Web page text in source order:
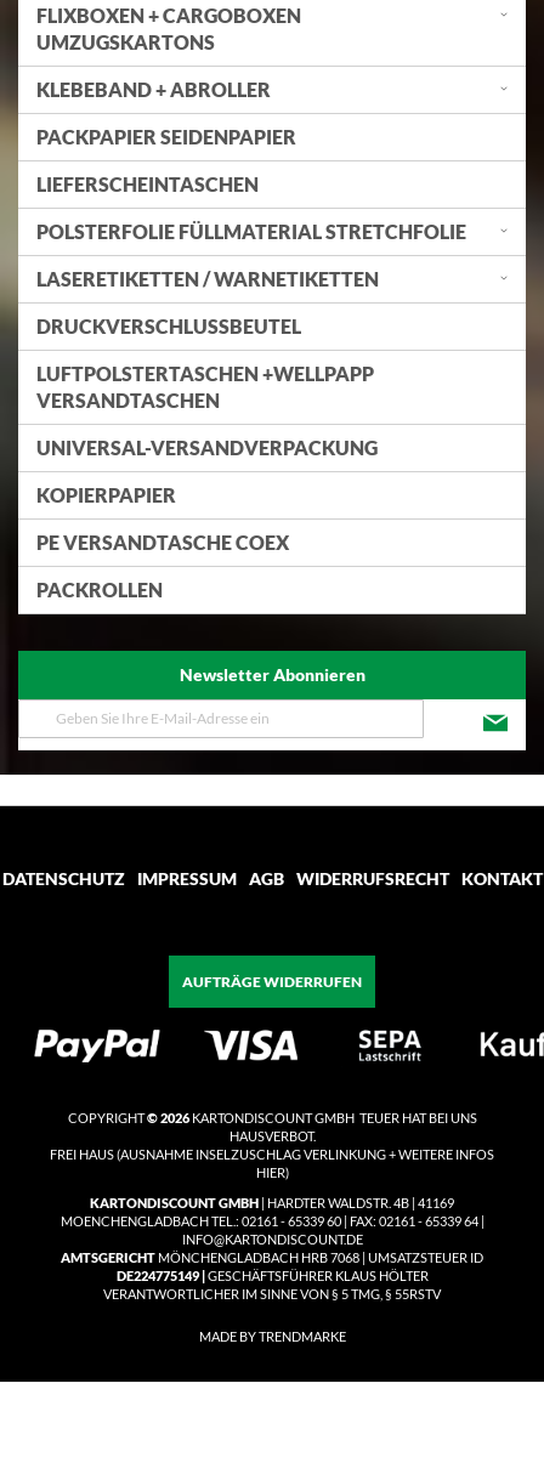
FLIXBOXEN + CARGOBOXEN
UMZUGSKARTONS
KLEBEBAND + ABROLLER
PACKPAPIER SEIDENPAPIER
LIEFERSCHEINTASCHEN
POLSTERFOLIE FÜLLMATERIAL STRETCHFOLIE
LASERETIKETTEN / WARNETIKETTEN
DRUCKVERSCHLUSSBEUTEL
LUFTPOLSTERTASCHEN +WELLPAPP
VERSANDTASCHEN
UNIVERSAL-VERSANDVERPACKUNG
KOPIERPAPIER
PE VERSANDTASCHE COEX
PACKROLLEN
Newsletter Abonnieren
Melden
Sie
unseren
DATENSCHUTZ
IMPRESSUM AGB WIDERRUFSRECHT KONTAKT
AUFTRÄGE WIDERRUFEN
COPYRIGHT© 2026KARTONDISCOUNT GMBH TEUER HAT BEI UNS
HAUSVERBOT.
FREI HAUS(AUSNAHME INSELZUSCHLAG VERLINKUNG + WEITERE INFOS
HIER)
KARTONDISCOUNT GMBH | HARDTER WALDSTR. 4B | 41169
MOENCHENGLADBACH TEL.: 02161 - 65339 60 | FAX: 02161 - 65339 64 |
INFO@KARTONDISCOUNT.DE
AMTSGERICHT MÖNCHENGLADBACH HRB 7068 | UMSATZSTEUER ID
DE224775149 | GESCHÄFTSFÜHRER KLAUS HÖLTER
VERANTWORTLICHER IM SINNE VON § 5 TMG, § 55RSTV
MADE BY TRENDMARKE